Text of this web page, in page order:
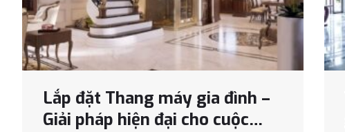
Lắp đặt Thang máy gia đình –
Giải pháp hiện đại cho cuộc